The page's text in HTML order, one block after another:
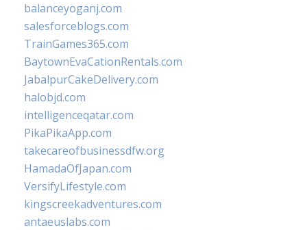
balanceyoganj.com
salesforceblogs.com
TrainGames365.com
BaytownEvaCationRentals.com
JabalpurCakeDelivery.com
halobjd.com
intelligenceqatar.com
PikaPikaApp.com
takecareofbusinessdfw.org
HamadaOfJapan.com
VersifyLifestyle.com
kingscreekadventures.com
antaeuslabs.com